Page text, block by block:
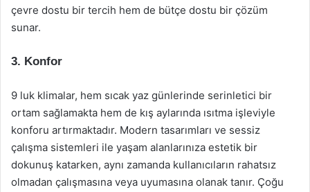
çevre dostu bir tercih hem de bütçe dostu bir çözüm
sunar.
3. Konfor
9 luk klimalar, hem sıcak yaz günlerinde serinletici bir
ortam sağlamakta hem de kış aylarında ısıtma işleviyle
konforu artırmaktadır. Modern tasarımları ve sessiz
çalışma sistemleri ile yaşam alanlarınıza estetik bir
dokunuş katarken, aynı zamanda kullanıcıların rahatsız
olmadan çalışmasına veya uyumasına olanak tanır. Çoğu